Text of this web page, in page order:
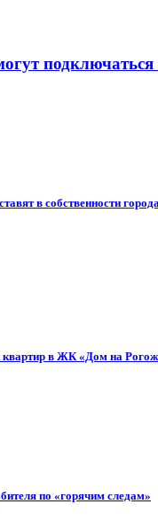
в собственности
квартир в ЖК «Дом на
по «горячим следам»